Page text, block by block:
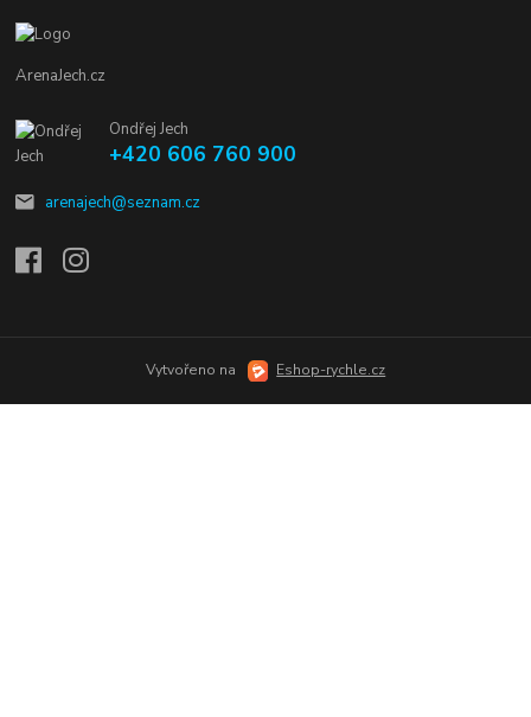
ArenaJech.cz
Ondřej Jech
+420 606 760 900
arenajech@seznam.cz
Vytvořeno na Eshop-rychle.cz